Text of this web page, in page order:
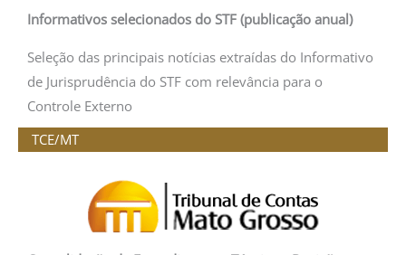
Informativos selecionados do STF (publicação anual)
Seleção das principais notícias extraídas do Informativo
de Jurisprudência do STF com relevância para o
Controle Externo
TCE/MT